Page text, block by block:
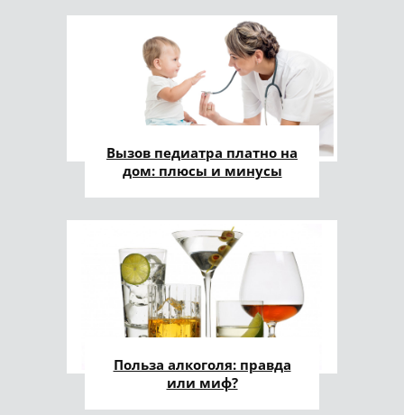
Вызов педиатра платно на
дом: плюсы и минусы
Польза алкоголя: правда
или миф?